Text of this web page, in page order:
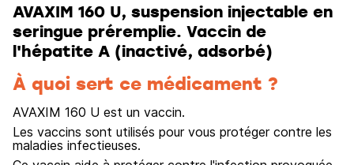
AVAXIM 160 U, suspension injectable en
seringue préremplie. Vaccin de
l'hépatite A (inactivé, adsorbé)
À quoi sert ce médicament ?
AVAXIM 160 U est un vaccin.
Les vaccins sont utilisés pour vous protéger contre les
maladies infectieuses.